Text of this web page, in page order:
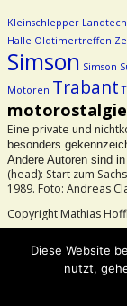
Kleinschlepper
Halle Oldtimertreffen
Simson Simson
Motoren Trabant
motorostalgie
Eine private und
besonders
Andere Autoren sind
(head): Start zum
1989. Foto: Andreas
Copyright Mathias
Diese Website
nutzt,